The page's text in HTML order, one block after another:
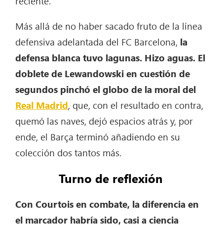
Más allá de no haber sacado fruto de la línea
defensiva adelantada del FC Barcelona, la
defensa blanca tuvo lagunas. Hizo aguas. El
doblete de Lewandowski en cuestión de
segundos pinchó el globo de la moral del
Real Madrid, que, con el resultado en contra,
quemó las naves, dejó espacios atrás y, por
ende, el Barça terminó añadiendo en su
colección dos tantos más.
Turno de reflexión
Con Courtois en combate, la diferencia en
el marcador habría sido, casi a ciencia